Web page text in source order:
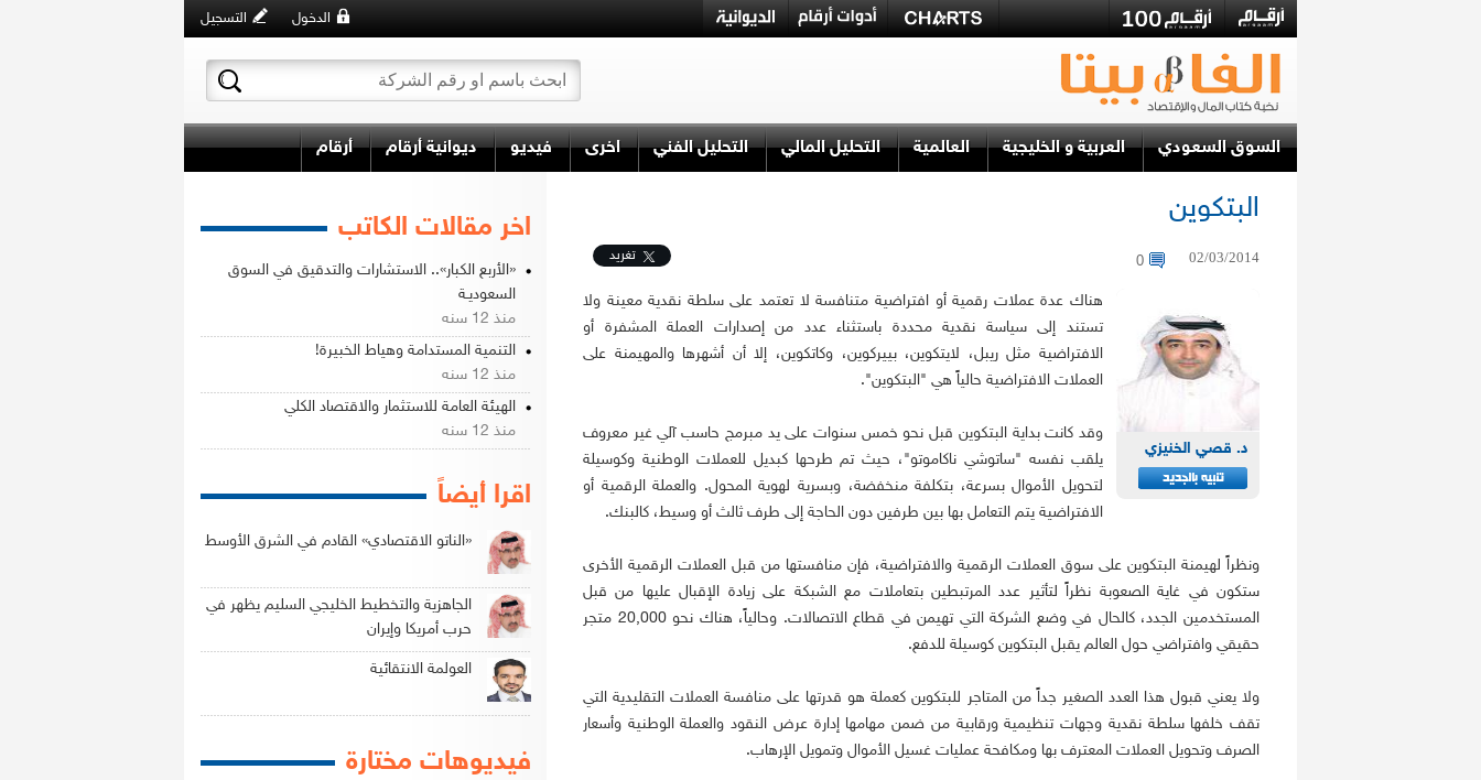
التسجيل الدخول
السوق السعودي العربية و الخليجية العالمية التحليل المالي التحليل الفني اخرى فيديو ديوانية أرقام أرقام
البتكوين
02/03/2014
0 تغريد
د. قصي الخنيزي
هناك عدة عملات رقمية أو افتراضية متنافسة لا تعتمد على سلطة نقدية معينة ولا
تستند إلى سياسة نقدية محددة باستثناء عدد من إصدارات العملة المشفرة أو
الافتراضية مثل ريبل، لايتكوين، بييركوين، وكاتكوين، إلا أن أشهرها والمهيمنة على
العملات الافتراضية حالياً هي "البتكوين".
وقد كانت بداية البتكوين قبل نحو خمس سنوات على يد مبرمج حاسب آلي غير معروف
يلقب نفسه "ساتوشي ناكاموتو"، حيث تم طرحها كبديل للعملات الوطنية وكوسيلة
لتحويل الأموال بسرعة، بتكلفة منخفضة، وبسرية لهوية المحول. والعملة الرقمية أو
الافتراضية يتم التعامل بها بين طرفين دون الحاجة إلى طرف ثالث أو وسيط، كالبنك.
ونظراً لهيمنة البتكوين على سوق العملات الرقمية والافتراضية، فإن منافستها من قبل العملات الرقمية الأخرى
ستكون في غاية الصعوبة نظراً لتأثير عدد المرتبطين بتعاملات مع الشبكة على زيادة الإقبال عليها من قبل
المستخدمين الجدد، كالحال في وضع الشركة التي تهيمن في قطاع الاتصالات. وحالياً، هناك نحو 20,000 متجر
حقيقي وافتراضي حول العالم يقبل البتكوين كوسيلة للدفع.
ولا يعني قبول هذا العدد الصغير جداً من المتاجر للبتكوين كعملة هو قدرتها على منافسة العملات التقليدية التي
تقف خلفها سلطة نقدية وجهات تنظيمية ورقابية من ضمن مهامها إدارة عرض النقود والعملة الوطنية وأسعار
الصرف وتحويل العملات المعترف بها ومكافحة عمليات غسيل الأموال وتمويل الإرهاب.
اخر مقالات الكاتب
«الأربع الكبار».. الاستشارات والتدقيق في السوق
السعوديـة
منذ 12 سنه
التنمية المستدامة وهياط الخبيرة!
منذ 12 سنه
الهيئة العامة للاستثمار والاقتصاد الكلي
منذ 12 سنه
اقرا أيضاً
«الناتو الاقتصادي» القادم في الشرق الأوسط
الجاهزية والتخطيط الخليجي السليم يظهر في
حرب أمريكا وإيران
العولمة الانتقائية
فيديوهات مختارة